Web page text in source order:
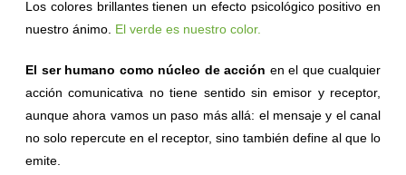
Los colores brillantes tienen un efecto psicológico positivo en
nuestro ánimo. El verde es nuestro color.
El ser humano como núcleo de acción en el que cualquier
acción comunicativa no tiene sentido sin emisor y receptor,
aunque ahora vamos un paso más allá: el mensaje y el canal
no solo repercute en el receptor, sino también define al que lo
emite.